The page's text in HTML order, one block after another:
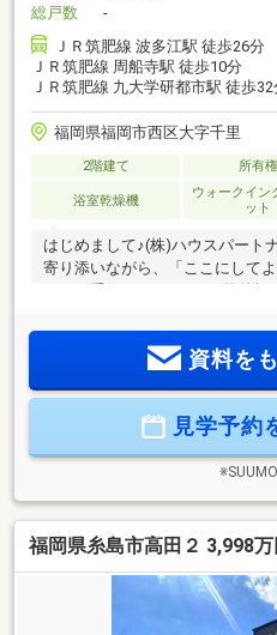
総戸数
-
ＪＲ筑肥線 波多江駅 徒歩26分
ＪＲ筑肥線 周船寺駅 徒歩10分
ＪＲ筑肥線 九大学研都市駅 徒歩32
福岡県福岡市西区大字千里
2階建て 所有権
浴室乾燥機
ウォークイン
ット
はじめまして♪(株)ハウスパート
寄り添いながら、「ここにして
なく、気になる点もしっかりご
案内を心がけています☆ご購入
ローンに不安がある方や、過去
理のない進め方を一緒に考えて
資料を
見学予約
福岡県糸島市高田２ 3,998